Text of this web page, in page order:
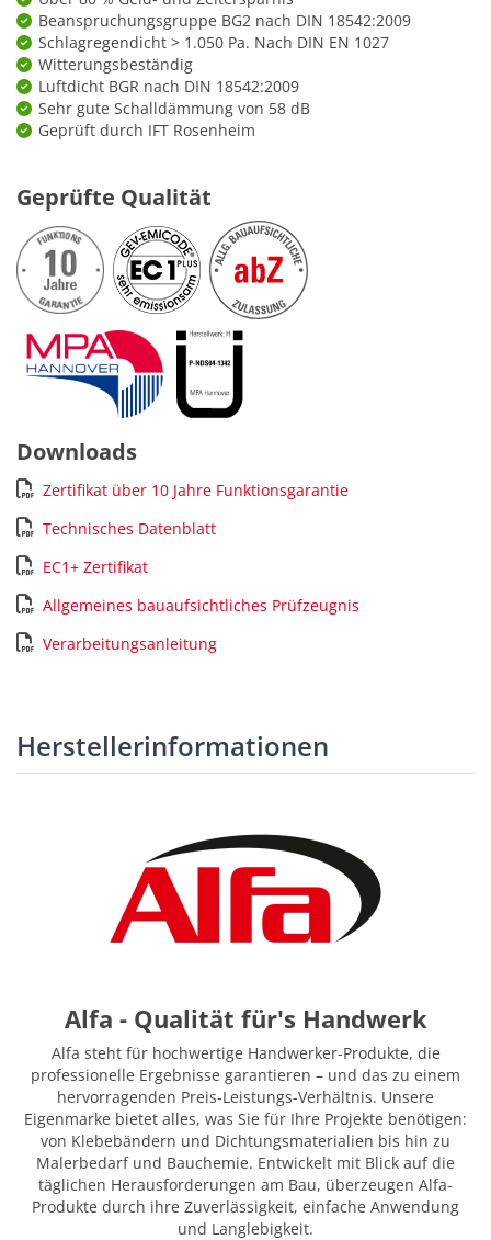
Beanspruchungsgruppe BG2 nach DIN 18542:2009
Schlagregendicht > 1.050 Pa. Nach DIN EN 1027
Witterungsbeständig
Luftdicht BGR nach DIN 18542:2009
Sehr gute Schalldämmung von 58 dB
Geprüft durch IFT Rosenheim
Geprüfte Qualität
Downloads
Zertifikat über 10 Jahre Funktionsgarantie
Technisches Datenblatt
EC1+ Zertifikat
Allgemeines bauaufsichtliches Prüfzeugnis
Verarbeitungsanleitung
Herstellerinformationen
Alfa - Qualität für's Handwerk
Alfa steht für hochwertige Handwerker-Produkte, die
professionelle Ergebnisse garantieren – und das zu einem
hervorragenden Preis-Leistungs-Verhältnis. Unsere
Eigenmarke bietet alles, was Sie für Ihre Projekte benötigen:
von Klebebändern und Dichtungsmaterialien bis hin zu
Malerbedarf und Bauchemie. Entwickelt mit Blick auf die
täglichen Herausforderungen am Bau, überzeugen Alfa-
Produkte durch ihre Zuverlässigkeit, einfache Anwendung
und Langlebigkeit.